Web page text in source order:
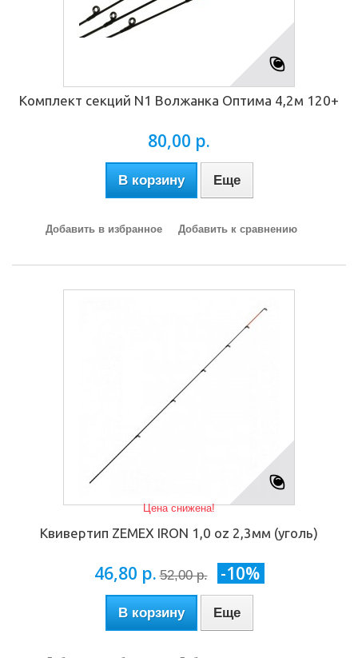
Комплект секций N1 Волжанка Оптима 4,2м 120+
80,00 р.
В корзину Еще
Добавить в избранное Добавить к сравнению
Цена снижена!
Квивертип ZEMEX IRON 1,0 oz 2,3мм (уголь)
46,80 р. 52,00 р. -10%
В корзину Еще